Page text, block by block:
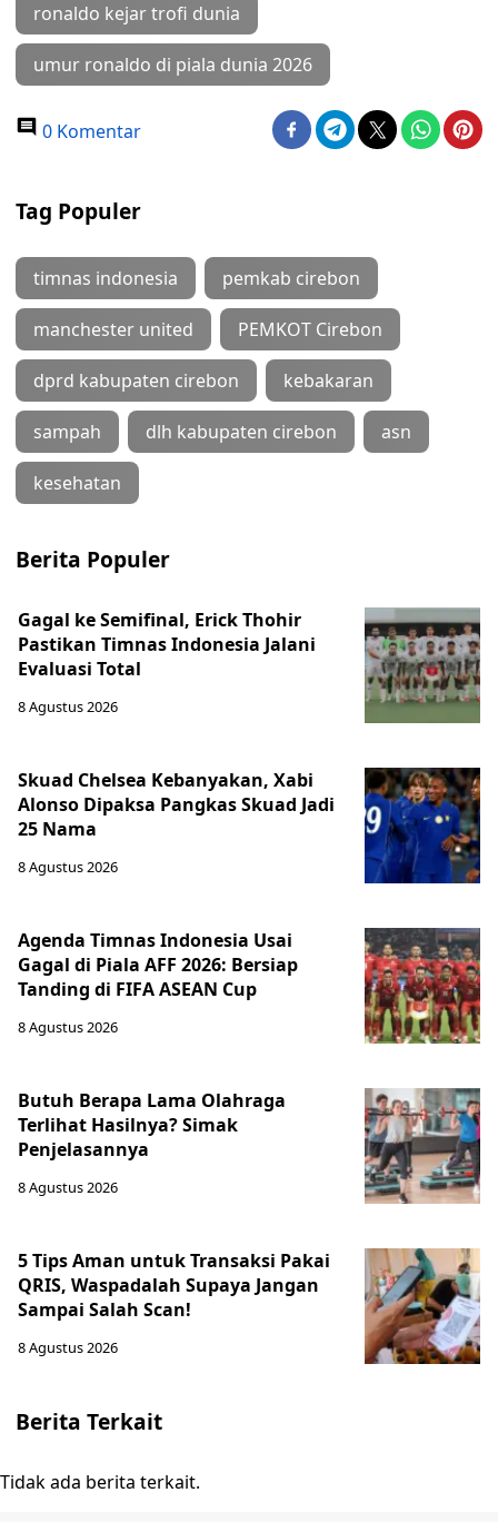
ronaldo kejar trofi dunia
umur ronaldo di piala dunia 2026
0 Komentar
Tag Populer
timnas indonesia pemkab cirebon
manchester united PEMKOT Cirebon
dprd kabupaten cirebon kebakaran
sampah dlh kabupaten cirebon asn
kesehatan
Berita Populer
Gagal ke Semifinal, Erick Thohir
Pastikan Timnas Indonesia Jalani
Evaluasi Total
8 Agustus 2026
Skuad Chelsea Kebanyakan, Xabi
Alonso Dipaksa Pangkas Skuad Jadi
25 Nama
8 Agustus 2026
Agenda Timnas Indonesia Usai
Gagal di Piala AFF 2026: Bersiap
Tanding di FIFA ASEAN Cup
8 Agustus 2026
Butuh Berapa Lama Olahraga
Terlihat Hasilnya? Simak
Penjelasannya
8 Agustus 2026
5 Tips Aman untuk Transaksi Pakai
QRIS, Waspadalah Supaya Jangan
Sampai Salah Scan!
8 Agustus 2026
Berita Terkait
Tidak ada berita terkait.